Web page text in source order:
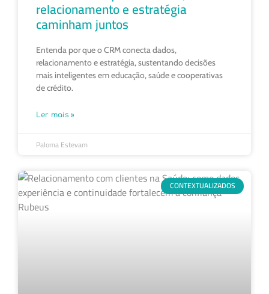
relacionamento e estratégia
caminham juntos
Entenda por que o CRM conecta dados,
relacionamento e estratégia, sustentando decisões
mais inteligentes em educação, saúde e cooperativas
de crédito.
Ler mais »
Paloma Estevam
CONTEXTUALIZADOS